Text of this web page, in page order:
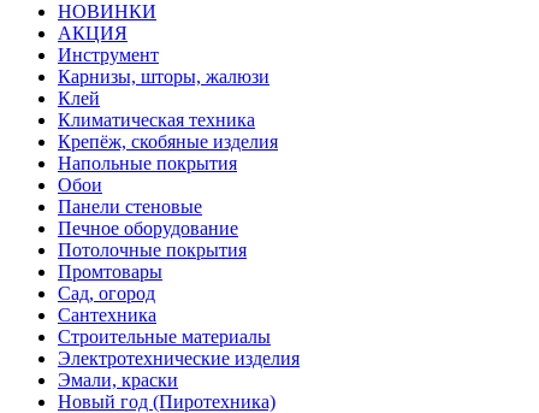
НОВИНКИ
АКЦИЯ
Инструмент
Карнизы, шторы, жалюзи
Клей
Климатическая техника
Крепёж, скобяные изделия
Напольные покрытия
Обои
Панели стеновые
Печное оборудование
Потолочные покрытия
Промтовары
Сад, огород
Сантехника
Строительные материалы
Электротехнические изделия
Эмали, краски
Новый год (Пиротехника)